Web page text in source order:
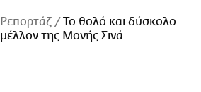
Ρεπορτάζ
Το θολό και δύσκολο
μέλλον της Μονής Σινά